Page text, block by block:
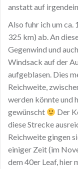
anstatt auf
Also fuhr ich um ca.
325 km) ab. An
Gegenwind und
Windsack auf der
aufgeblasen. Dies
Reichweite,
werden könnte und
gewünscht
Der
diese Strecke
Reichweite gingen
einiger Zeit (im
dem 40er Leaf, hier